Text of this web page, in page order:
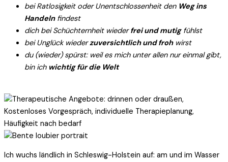
bei Ratlosigkeit oder Unentschlossenheit den Weg ins
Handelnfindest
dich bei Schüchternheit wiederfrei und mutigfühlst
bei Unglück wiederzuversichtlich und frohwirst
du (wieder) spürst: weil es mich unter allen nur einmal gibt,
bin ich wichtig für die Welt
Ich wuchs ländlich in Schleswig-Holstein auf: am und im Wasser